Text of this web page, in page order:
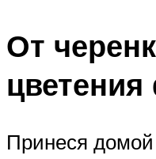
От
Принеся домой